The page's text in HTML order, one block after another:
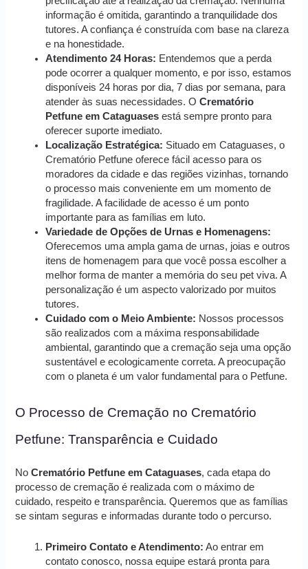
informação é omitida, garantindo a tranquilidade dos
tutores. A confiança é construída com base na clareza
e na honestidade.
Atendimento 24 Horas: Entendemos que a perda
pode ocorrer a qualquer momento, e por isso, estamos
disponíveis 24 horas por dia, 7 dias por semana, para
atender às suas necessidades. OCrematório
Petfune em Cataguases está sempre pronto para
oferecer suporte imediato.
Localização Estratégica: Situado em Cataguases, o
Crematório Petfune oferece fácil acesso para os
moradores da cidade e das regiões vizinhas, tornando
o processo mais conveniente em um momento de
fragilidade. A facilidade de acesso é um ponto
importante para as famílias em luto.
Variedade de Opções de Urnas e Homenagens:
Oferecemos uma ampla gama de urnas, joias e outros
itens de homenagem para que você possa escolher a
melhor forma de manter a memória do seu pet viva. A
personalização é um aspecto valorizado por muitos
tutores.
Cuidado com o Meio Ambiente: Nossos processos
são realizados com a máxima responsabilidade
ambiental, garantindo que a cremação seja uma opção
sustentável e ecologicamente correta. A preocupação
com o planeta é um valor fundamental para o Petfune.
O Processo de Cremação no Crematório
Petfune: Transparência e Cuidado
NoCrematório Petfune em Cataguases, cada etapa do
processo de cremação é realizada com o máximo de
cuidado, respeito e transparência. Queremos que as famílias
se sintam seguras e informadas durante todo o percurso.
Primeiro Contato e Atendimento: Ao entrar em
contato conosco, nossa equipe estará pronta para